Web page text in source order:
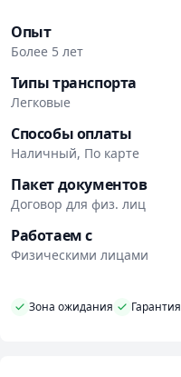
Опыт
Более 5 лет
Типы транспорта
Легковые
Способы оплаты
Наличный, По карте
Пакет документов
Договор для физ. лиц
Работаем с
Физическими лицами
Зона ожидания Гарантия